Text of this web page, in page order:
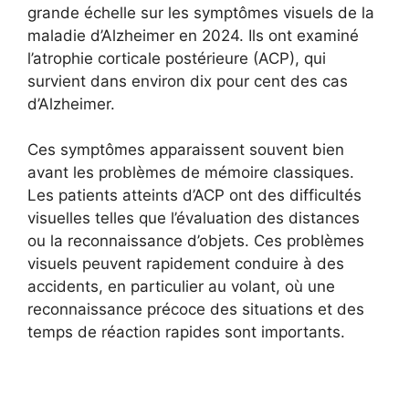
grande échelle sur les symptômes visuels de la
maladie d’Alzheimer en 2024. Ils ont examiné
l’atrophie corticale postérieure (ACP), qui
survient dans environ dix pour cent des cas
d’Alzheimer.
Ces symptômes apparaissent souvent bien
avant les problèmes de mémoire classiques.
Les patients atteints d’ACP ont des difficultés
visuelles telles que l’évaluation des distances
ou la reconnaissance d’objets. Ces problèmes
visuels peuvent rapidement conduire à des
accidents, en particulier au volant, où une
reconnaissance précoce des situations et des
temps de réaction rapides sont importants.